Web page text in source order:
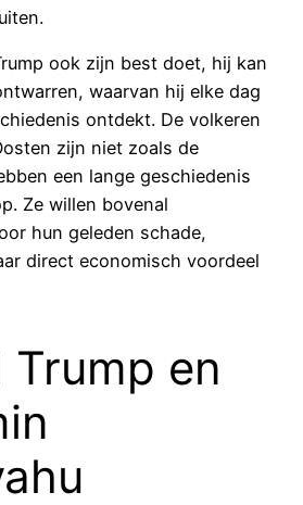
ook zijn best doet, hij kan
waarvan hij elke dag
ontdekt. De volkeren
zijn niet zoals de
een lange geschiedenis
Ze willen bovenal
hun geleden schade,
direct economisch voordeel
Trump en